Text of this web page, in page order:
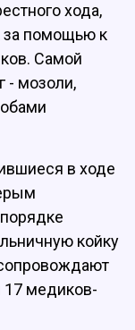
хода,
за помощью к
Самой
- мозоли,
в ходе
койку
17 медиков-